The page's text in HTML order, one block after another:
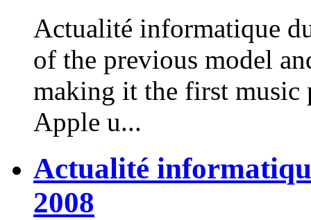
Actualité informatique
of the previous model
making it the first music
Apple u...
Actualité
2008